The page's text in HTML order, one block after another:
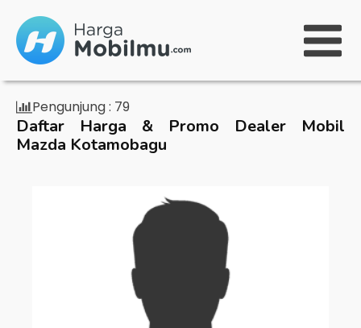
Pengunjung : 79
Daftar Harga & Promo Dealer Mobil
Mazda Kotamobagu